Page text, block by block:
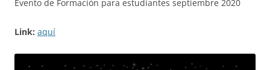
Evento de Formación para estudiantes septiembre 2020
Link: aquí